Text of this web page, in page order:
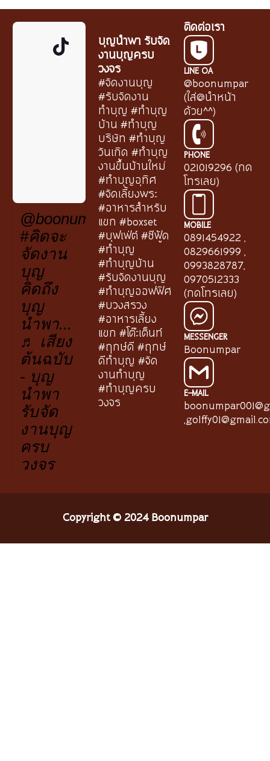
@boonumpar.th
#คิดจะ
จัดงาน
บุญ
คิดถึง
บุญ
นำพา...
♬ เสียง
ต้นฉบับ
- บุญ
นำพา
รับจัด
งานบุญ
ครบ
วงจร
บุญนำพา รับจัด
งานบุญครบ
วงจร
#จัดงานบุญ
#รับจัดงาน
ทำบุญ #ทำบุญ
บ้าน #ทำบุญ
บริษัท #ทำบุญ
วันเกิด #ทำบุญ
งานขึ้นบ้านใหม่
#ทำบุญอุทิศ
#จัดเลี้ยงพระ
#อาหารสำหรับ
แขก #boxset
#บุฟเฟ่ต์ #ซีฟู้ด
#ทำบุญ
#ทำบุญบ้าน
#รับจัดงานบุญ
#ทำบุญออฟฟิศ
#บวงสรวง
#อาหารเลี้ยง
แขก #โต๊ะเต็นท์
#ฤกษ์ดี #ฤกษ์
ดีทำบุญ #จัด
งานทำบุญ
#ทำบุญครบ
วงจร
ติดต่อเรา
LINE OA
@boonumpar
(ใส่@นำหน้า
ด้วย^^)
PHONE
021019296 (กด
โทรเลย)
MOBILE
0891454922,
0829661999,
0993828787,
0970512333
(กดโทรเลย)
MESSENGER
Boonumpar
E-MAIL
,
Copyright © 2024 Boonumpar